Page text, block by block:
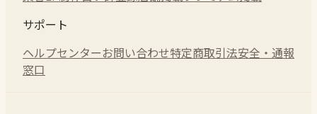
サポート
ヘルプセンターお問い合わせ特定商取引法安全・通報
窓口